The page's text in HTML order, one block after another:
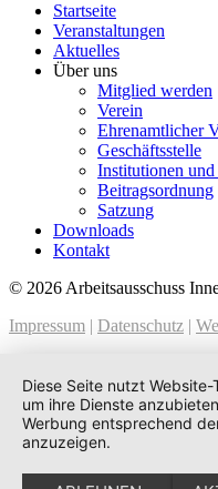
Startseite
Veranstaltungen
Aktuelles
Über uns
Mitglied werden
Verein
Ehrenamtlicher
Geschäftsstelle
Institutionen und
Beitragsordnung
Satzung
Downloads
Kontakt
© 2026 Arbeitsausschuss
Impressum | Datenschutz |
Diese Seite nutzt
um ihre Dienste
Werbung entsprechend
anzuzeigen.